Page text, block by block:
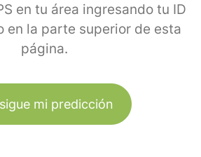
en tu área ingresando tu ID
en la parte superior de esta
página.
mi predicción